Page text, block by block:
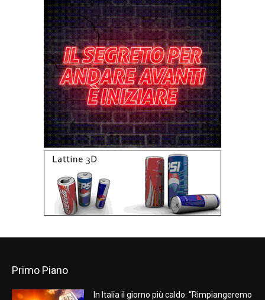
Primo Piano
In Italia il giorno più caldo: “Rimpiangeremo